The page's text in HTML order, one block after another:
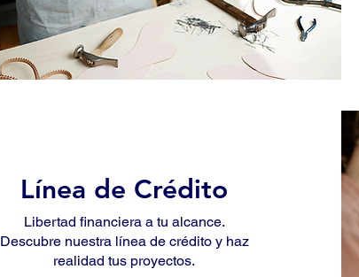
Línea de Crédito
Libertad financiera a tu alcance.
Descubre nuestra línea de crédito y haz
realidad tus proyectos.